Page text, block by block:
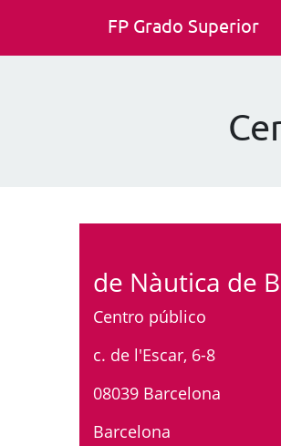
FP Grado Superior
de Nàutica de
Centro público
c. de l'Escar, 6-8
08039 Barcelona
Barcelona